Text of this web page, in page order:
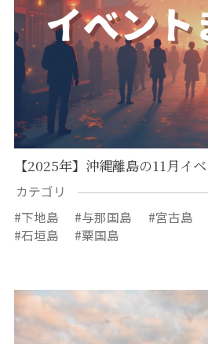
【2025年】沖縄離島の11月イ
カテゴリ
下地島
与那国島 宮古島
石垣島
粟国島